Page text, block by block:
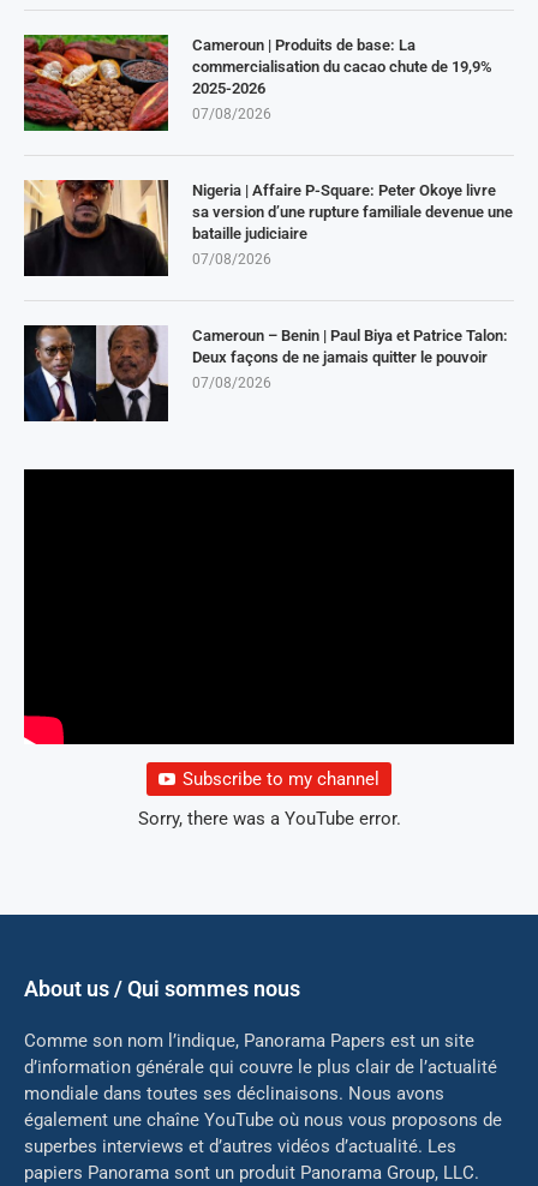
Cameroun | Produits de base: La
commercialisation du cacao chute de 19,9%
2025-2026
07/08/2026
Nigeria | Affaire P-Square: Peter Okoye livre
sa version d’une rupture familiale devenue une
bataille judiciaire
07/08/2026
Cameroun – Benin | Paul Biya et Patrice Talon:
Deux façons de ne jamais quitter le pouvoir
07/08/2026
Subscribe to my channel
Sorry, there was a YouTube error.
About us / Qui sommes nous
Comme son nom l’indique, Panorama Papers est un site
d’information générale qui couvre le plus clair de l’actualité
mondiale dans toutes ses déclinaisons. Nous avons
également une chaîne YouTube où nous vous proposons de
superbes interviews et d’autres vidéos d’actualité. Les
papiers Panorama sont un produit Panorama Group, LLC.